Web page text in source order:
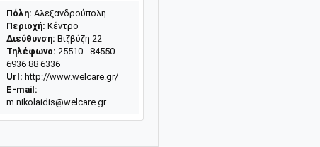
Πόλη: Αλεξανδρούπολη
Περιοχή: Κέντρο
Διεύθυνση: Βιζβύζη 22
Τηλέφωνο: 25510 - 84550 -
6936 88 6336
Url: http://www.welcare.gr/
E-mail:
m.nikolaidis@welcare.gr